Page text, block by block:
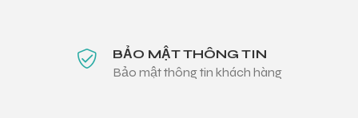
BẢO MẬT THÔNG TIN
Bảo mật thông tin khách hàng